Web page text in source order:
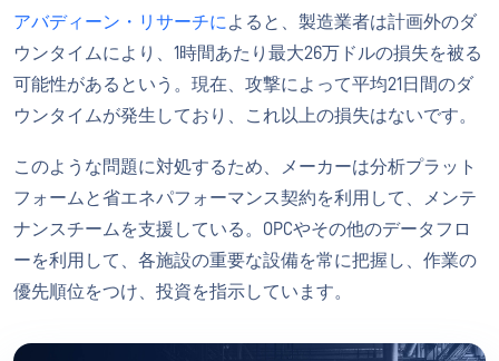
アバディーン・リサーチによると、製造業者は計画外のダ
ウンタイムにより、1時間あたり最大26万ドルの損失を被る
可能性があるという。現在、攻撃によって平均21日間のダ
ウンタイムが発生しており、これ以上の損失はないです。
このような問題に対処するため、メーカーは分析プラット
フォームと省エネパフォーマンス契約を利用して、メンテ
ナンスチームを支援している。OPCやその他のデータフロ
ーを利用して、各施設の重要な設備を常に把握し、作業の
優先順位をつけ、投資を指示しています。